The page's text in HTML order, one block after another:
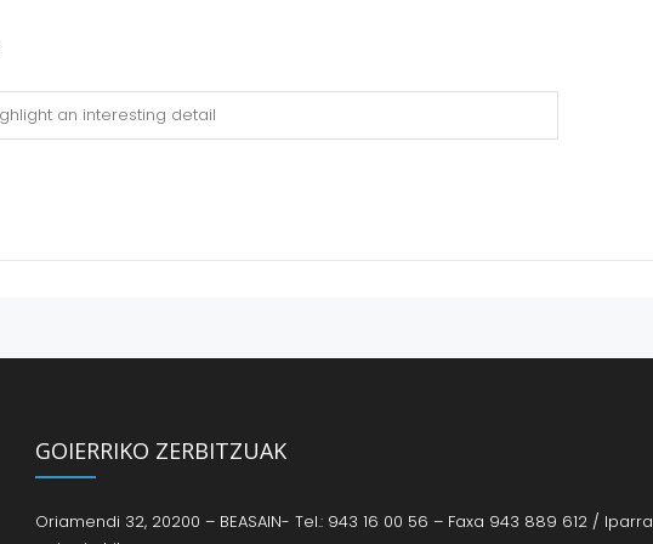
GOIERRIKO ZERBITZUAK
Oriamendi 32, 20200 – BEASAIN- Tel.: 943 16 00 56 – Faxa 943 889 612 /